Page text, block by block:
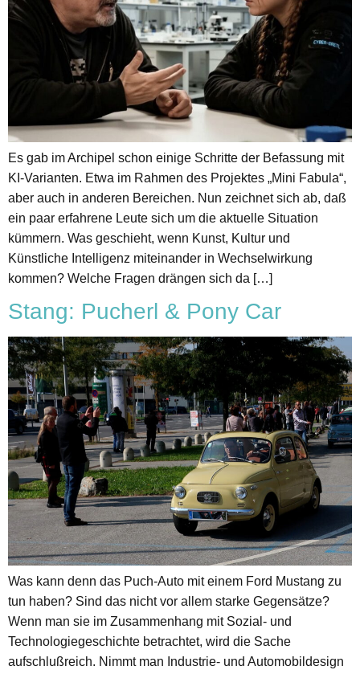
Es gab im Archipel schon einige Schritte der Befassung mit
KI-Varianten. Etwa im Rahmen des Projektes „Mini Fabula“,
aber auch in anderen Bereichen. Nun zeichnet sich ab, daß
ein paar erfahrene Leute sich um die aktuelle Situation
kümmern. Was geschieht, wenn Kunst, Kultur und
Künstliche Intelligenz miteinander in Wechselwirkung
kommen? Welche Fragen drängen sich da […]
Stang: Pucherl & Pony Car
Was kann denn das Puch-Auto mit einem Ford Mustang zu
tun haben? Sind das nicht vor allem starke Gegensätze?
Wenn man sie im Zusammenhang mit Sozial- und
Technologiegeschichte betrachtet, wird die Sache
aufschlußreich. Nimmt man Industrie- und Automobildesign